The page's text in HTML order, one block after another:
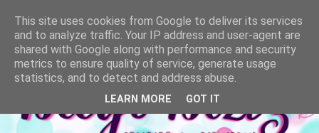
This site uses cookies from Google to deliver its services
and to analyze traffic. Your IP address and user-agent are
shared with Google along with performance and security
metrics to ensure quality of service, generate usage
statistics, and to detect and address abuse.
LEARN MORE GOT IT